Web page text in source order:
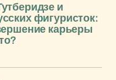
и
фигуристок:
карьеры